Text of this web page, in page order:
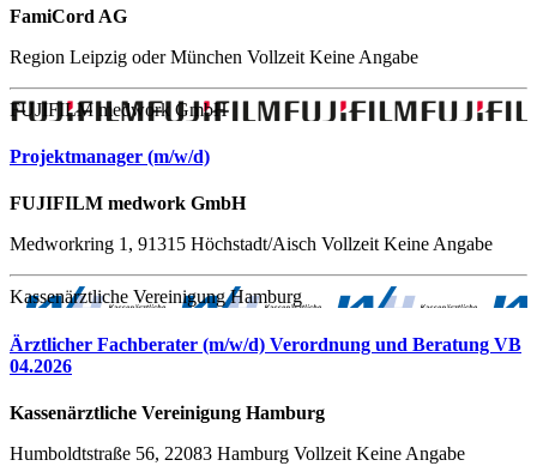
FamiCord AG
Region Leipzig oder München Vollzeit Keine Angabe
FUJIFILM medwork GmbH
Projektmanager (m/w/d)
FUJIFILM medwork GmbH
Medworkring 1, 91315 Höchstadt/Aisch VollzeitKeine Angabe
Kassenärztliche Vereinigung Hamburg
Ärztlicher Fachberater (m/w/d) Verordnung und Beratung VB
04.2026
Kassenärztliche Vereinigung Hamburg
Humboldtstraße 56, 22083 Hamburg Vollzeit Keine Angabe